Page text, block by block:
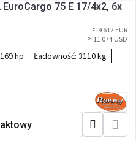
75 E 17/4x2, 6x
≈ 9 612 EUR
≈ 11 074 USD
169 hp Ładowność: 3110 kg